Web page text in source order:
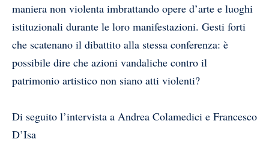
maniera non violenta imbrattando opere d’arte e luoghi
istituzionali durante le loro manifestazioni. Gesti forti
che scatenano il dibattito alla stessa conferenza: è
possibile dire che azioni vandaliche contro il
patrimonio artistico non siano atti violenti?
Di seguito l’intervista a Andrea Colamedici e Francesco
D’Isa